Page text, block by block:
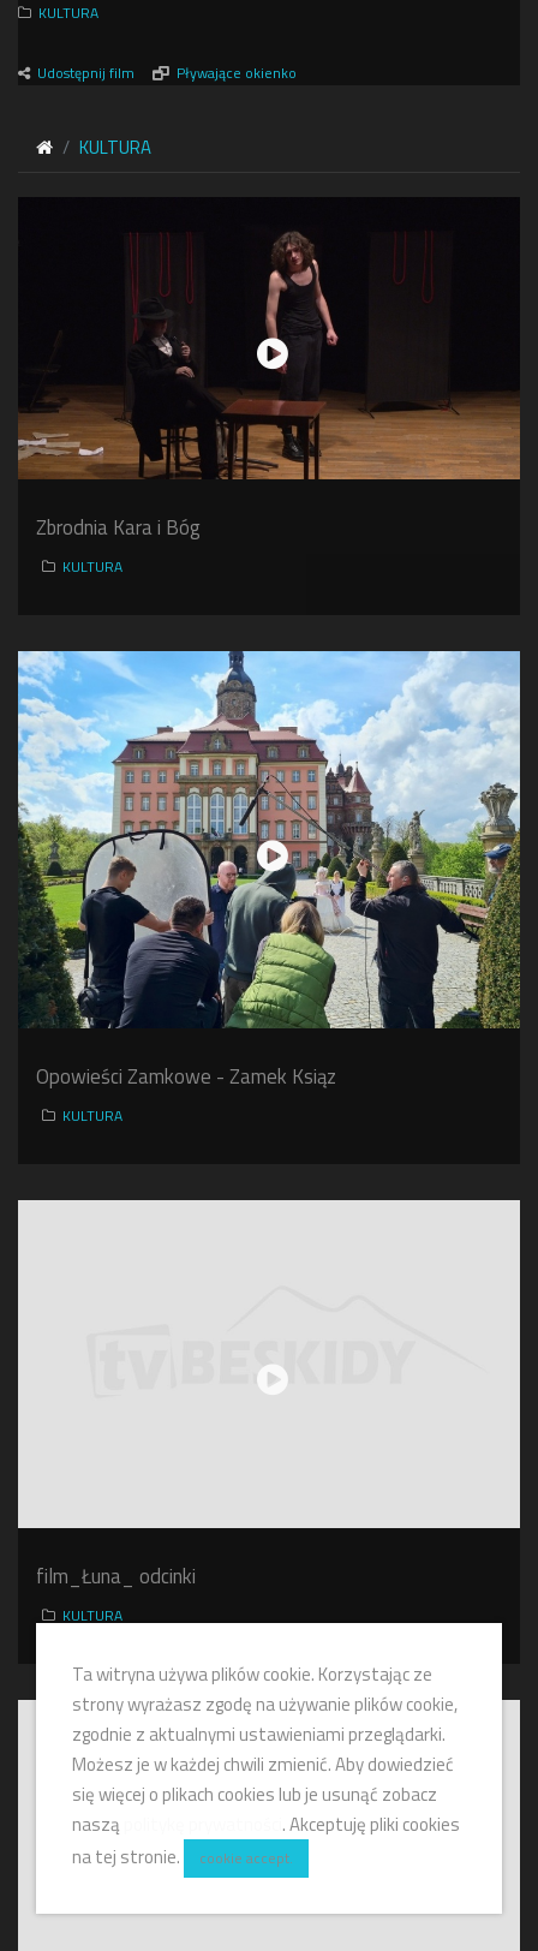
KULTURA
Udostępnij film Pływające okienko
KULTURA
Zbrodnia Kara i Bóg
KULTURA
Opowieści Zamkowe - Zamek Ksiąz
KULTURA
film_Łuna_ odcinki
KULTURA
Ta witryna używa plików cookie. Korzystając ze
strony wyrażasz zgodę na używanie plików cookie,
zgodnie z aktualnymi ustawieniami przeglądarki.
Możesz je w każdej chwili zmienić. Aby dowiedzieć
się więcej o plikach cookies lub je usunąć zobacz
naszą
. Akceptuję pliki cookies
na tej stronie.
cookie accept.